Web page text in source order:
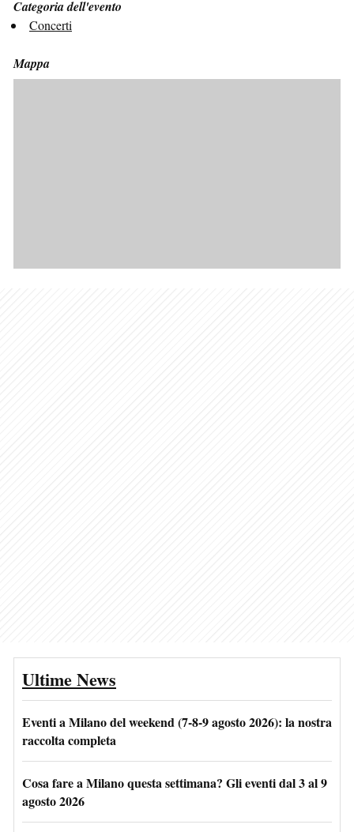
Categoria dell'evento
Concerti
Mappa
Ultime News
Eventi a Milano del weekend (7-8-9 agosto 2026): la nostra
raccolta completa
Cosa fare a Milano questa settimana? Gli eventi dal 3 al 9
agosto 2026